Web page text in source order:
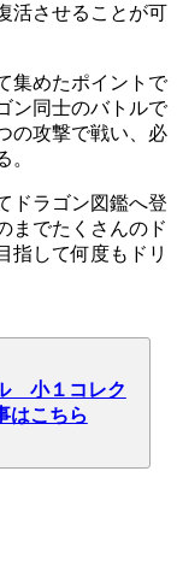
活させることが可
集めたポイントで
ン同士のバトルで
の攻撃で戦い、必
。
ドラゴン図鑑へ登
までたくさんのド
指して何度もドリ
小１コレク
はこちら